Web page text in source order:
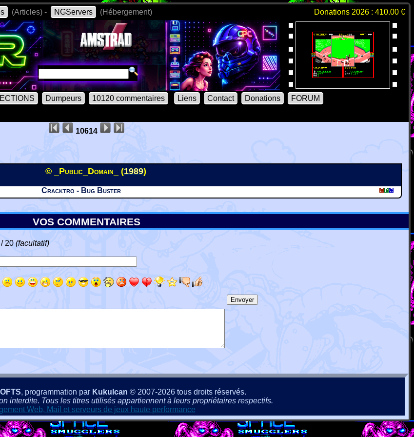
(Articles) - NGServers (Hébergement) Donations 2026 : 410.00 €
Dumpeurs 10120 commentaires Liens Contact Donations
FORUM
10614
© _Public_Domain_ (1989)
Cracktro - Bug Buster
VOS COMMENTAIRES
/ 20 (facultatif)
, programmation par Kukulcan © 2007-2026 tous droits réservés.
interdite. Tous les titres utilisés appartiennent à leurs propriétaires respectifs.
Web, Mail et serveurs de jeux haute performance